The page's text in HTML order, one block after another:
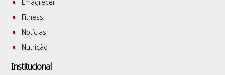
Emagrecer
Fitness
Notícias
Nutrição
Institucional